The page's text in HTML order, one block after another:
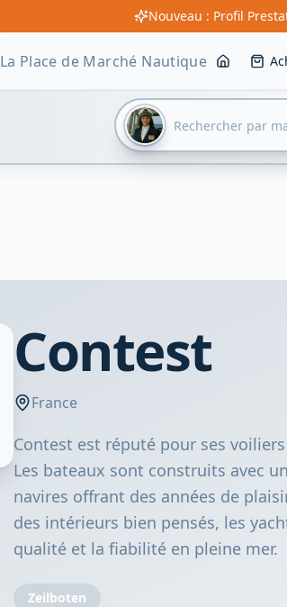
Nouveau : Profil
La Place de Marché Nautique
Contest
France
Contest est réputé pour ses
Les bateaux sont construits avec
navires offrant des années de
des intérieurs bien pensés, les
qualité et la fiabilité en pleine mer.
Zeilboten